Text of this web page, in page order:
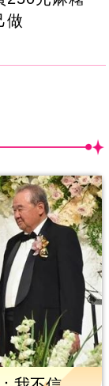
做